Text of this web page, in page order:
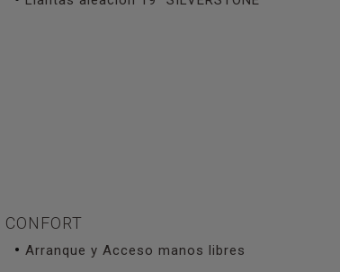
CONFORT
Arranque y Acceso manos libres